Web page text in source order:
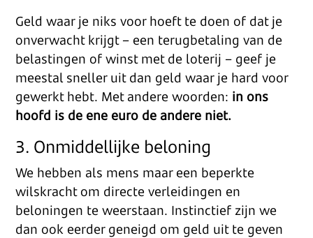
Geld waar je niks voor hoeft te doen of dat je
onverwacht krijgt – een terugbetaling van de
belastingen of winst met de loterij – geef je
meestal sneller uit dan geld waar je hard voor
gewerkt hebt. Met andere woorden: in ons
hoofd is de ene euro de andere niet.
3. Onmiddellijke beloning
We hebben als mens maar een beperkte
wilskracht om directe verleidingen en
beloningen te weerstaan. Instinctief zijn we
dan ook eerder geneigd om geld uit te geven